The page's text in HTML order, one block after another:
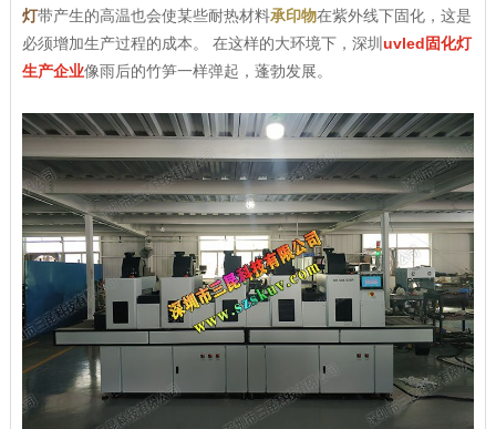
灯带产生的高温也会使某些耐热材料承印物在紫外线下固化，这是
必须增加生产过程的成本。 在这样的大环境下，深圳 uvled固化灯
生产企业像雨后的竹笋一样弹起，蓬勃发展。